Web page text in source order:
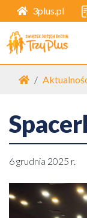
3plus.pl
Strona główna
6 grudnia 2025 r.